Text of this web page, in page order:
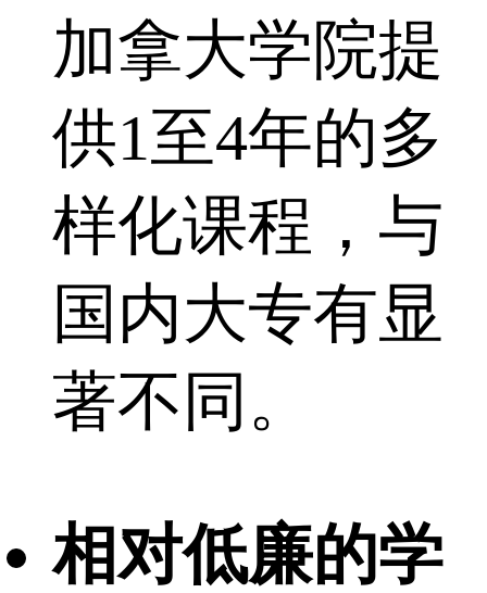
加拿大学院提
供1至4年的多
样化课程，与
国内大专有显
著不同。
相对低廉的学